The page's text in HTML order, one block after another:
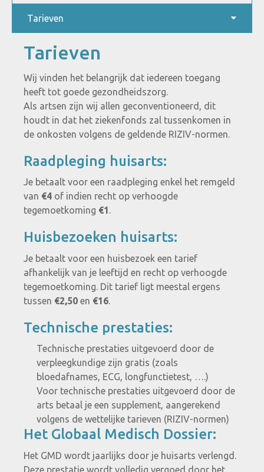
Tarieven
Tarieven
Wij vinden het belangrijk dat iedereen toegang
heeft tot goede gezondheidszorg.
Als artsen zijn wij allen geconventioneerd, dit
houdt in dat het ziekenfonds zal tussenkomen in
de onkosten volgens de geldende RIZIV-normen.
Raadpleging huisarts:
Je betaalt voor een raadpleging enkel het remgeld
van €4 of indien recht op verhoogde
tegemoetkoming €1.
Huisbezoeken huisarts:
Je betaalt voor een huisbezoek een tarief
afhankelijk van je leeftijd en recht op verhoogde
tegemoetkoming. Dit tarief ligt meestal ergens
tussen €2,50 en €16.
Technische prestaties:
Technische prestaties uitgevoerd door de
verpleegkundige zijn gratis (zoals
bloedafnames, ECG, longfunctietest, ….)
Voor technische prestaties uitgevoerd door de
arts betaal je een supplement, aangerekend
volgens de wettelijke tarieven (RIZIV-normen)
Het Globaal Medisch Dossier:
Het GMD wordt jaarlijks door je huisarts verlengd.
Deze prestatie wordt volledig vergoed door het